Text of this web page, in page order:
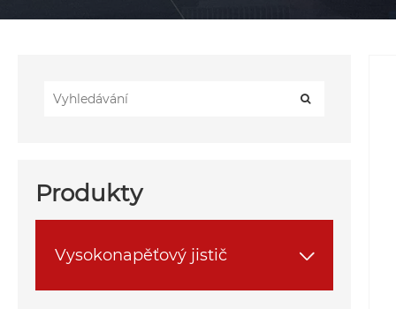
Produkty
Vysokonapěťový jistič 